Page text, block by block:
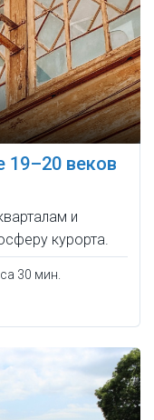
веков
и
курорта.
30 мин.